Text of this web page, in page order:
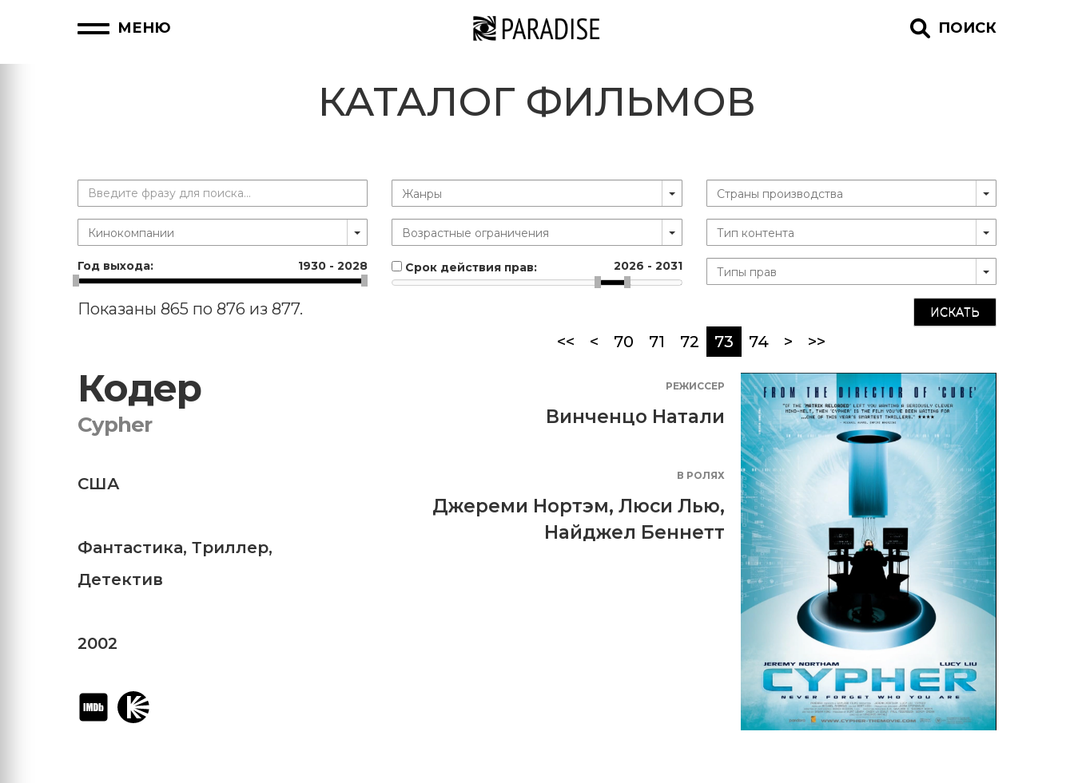
МЕНЮ ПОИСК
КАТАЛОГ ФИЛЬМОВ
Год выхода: 1930 -2028 Срок действия прав: 2026 - 2031
ИСКАТЬ
Показаны 865 по 876 из 877.
<<
< 70 71 72 73 (current)
74 > >>
Кодер
Cypher
США
Фантастика, Триллер,
Детектив
2002
РЕЖИССЕР
Винченцо Натали
В РОЛЯХ
Джереми Нортэм, Люси Лью,
Найджел Беннетт